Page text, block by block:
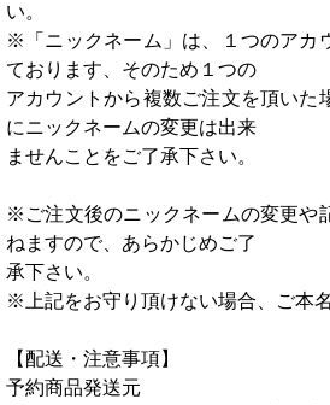
い。
※「ニックネーム」は、１つのアカ
ております、そのため１つの
アカウントから複数ご注文を頂いた
にニックネームの変更は出来
ませんことをご了承下さい。
※ご注文後のニックネームの変更や
ねますので、あらかじめご了
承下さい。
※上記をお守り頂けない場合、ご本
【配送・注意事項】
予約商品発送元